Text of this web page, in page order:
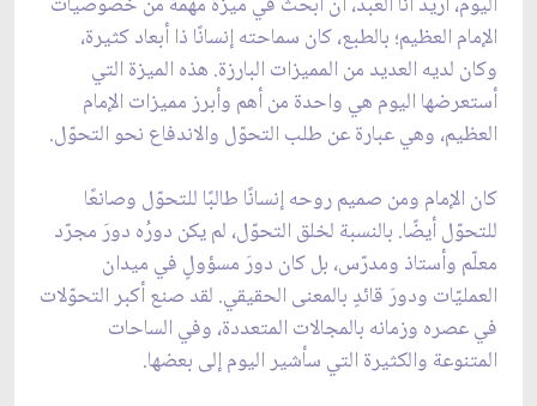
الإمام العظيم؛ بالطبع، كان سماحته إنسانًا ذا أبعاد كثيرة،
وكان لديه العديد من المميزات البارزة. هذه الميزة التي
أستعرضها اليوم هي واحدة من أهم وأبرز مميزات الإمام
العظيم، وهي عبارة عن طلب التحوّل والاندفاع نحو التحوّل.
كان الإمام ومن صميم روحه إنسانًا طالبًا للتحوّل وصانعًا
للتحوّل أيضًا. بالنسبة لخلق التحوّل، لم يكن دورُه دورَ مجرّد
معلّم وأستاذ ومدرّس، بل كان دورَ مسؤولٍ في ميدان
العمليّات ودورَ قائدٍ بالمعنى الحقيقي. لقد صنع أكبر التحوّلات
في عصره وزمانه بالمجالات المتعددة، وفي الساحات
المتنوعة والكثيرة التي سأشير اليوم إلى بعضها.